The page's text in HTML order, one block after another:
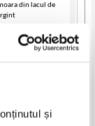
și
din lacul de
19,20Lei